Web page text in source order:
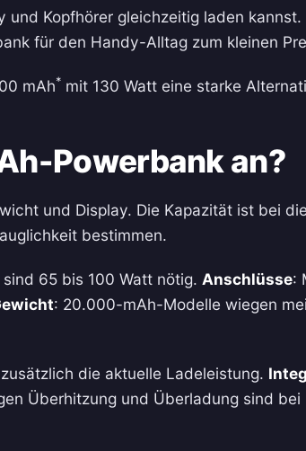
Kopfhörer gleichzeitig laden kannst.
für den Handy-Alltag zum kleinen
mAh* mit 130 Watt eine starke
Powerbank an?
und Display. Die Kapazität ist bei
bestimmen.
65 bis 100 Watt nötig. Anschlüsse:
: 20.000-mAh-Modelle wiegen
die aktuelle Ladeleistung.
Überhitzung und Überladung sind bei